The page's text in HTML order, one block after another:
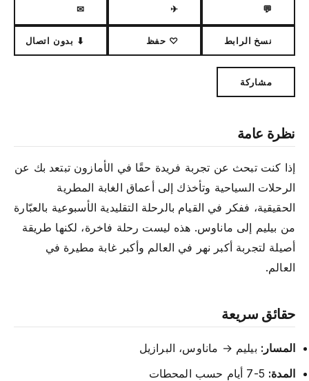
💬
✈
✉
نسخ الرابط ♡ حفظ ⬇ بدون اتصال
مشاركة
نظرة عامة
إذا كنت تبحث عن تجربة فريدة حقًا في الأمازون تبتعد بك عن
الرحلات السياحية وتأخذك إلى أعماق الغابة المطرية
الحقيقية، ففكر في القيام بالرحلة التقليدية الأسبوعية بالعبّارة
من بيليم إلى ماناوس. هذه ليست رحلة فاخرة، لكنها طريقة
أصيلة لتجربة أكبر نهر في العالم وأكبر غابة مطيرة في
العالم.
حقائق سريعة
المسار: بيليم → ماناوس، البرازيل
المدة: